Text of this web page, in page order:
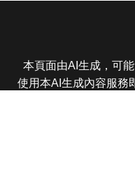
本頁面由AI生成，可
使用本AI生成內容服務